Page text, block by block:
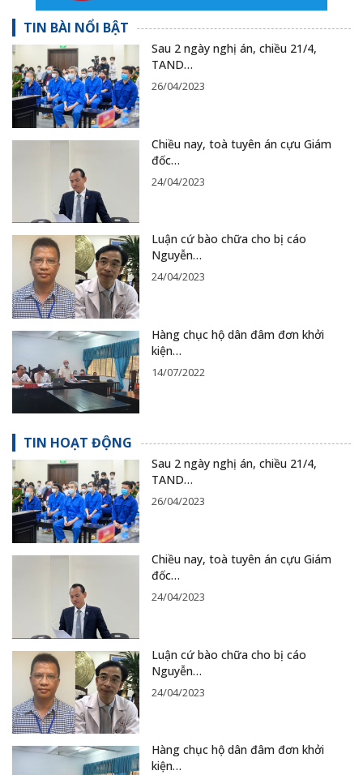
TIN BÀI NỔI BẬT
Sau 2 ngày nghị án, chiều 21/4,
TAND…
26/04/2023
Chiều nay, toà tuyên án cựu Giám
đốc…
24/04/2023
Luận cứ bào chữa cho bị cáo
Nguyễn…
24/04/2023
Hàng chục hộ dân đâm đơn khởi
kiện…
14/07/2022
TIN HOẠT ĐỘNG
Sau 2 ngày nghị án, chiều 21/4,
TAND…
26/04/2023
Chiều nay, toà tuyên án cựu Giám
đốc…
24/04/2023
Luận cứ bào chữa cho bị cáo
Nguyễn…
24/04/2023
Hàng chục hộ dân đâm đơn khởi
kiện…